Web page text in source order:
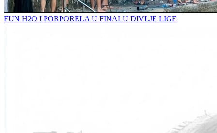
FUN H2O I PORPORELA U FINALU DIVLJE LIGE